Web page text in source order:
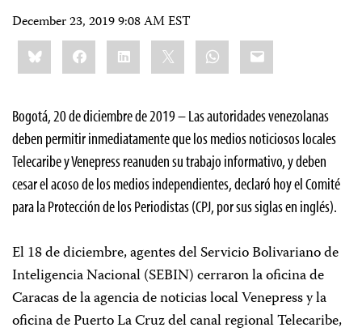
December 23, 2019 9:08 AM EST
Share
this:BlueskyFacebookLinkedIn WhatsApp
Email
Bogotá, 20 de diciembre de 2019 – Las autoridades venezolanas
deben permitir inmediatamente que los medios noticiosos locales
Telecaribe y Venepress reanuden su trabajo informativo, y deben
cesar el acoso de los medios independientes, declaró hoy el Comité
para la Protección de los Periodistas (CPJ, por sus siglas en inglés).
El 18 de diciembre, agentes del Servicio Bolivariano de
Inteligencia Nacional (SEBIN) cerraron la oficina de
Caracas de la agencia de noticias local Venepress y la
oficina de Puerto La Cruz del canal regional Telecaribe,